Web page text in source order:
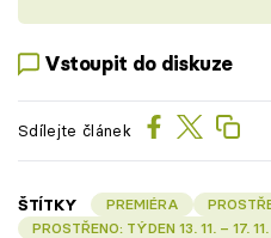
Vstoupit do diskuze
Sdílejte článek
ŠTÍTKY PREMIÉRA
PROSTŘENO: TÝDEN 13. 11. – 17.